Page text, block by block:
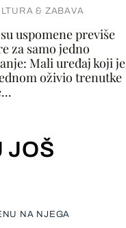
& ZABAVA
uspomene previše
za samo jedno
Mali uređaj koji je
oživio trenutke
JOŠ
NA NJEGA